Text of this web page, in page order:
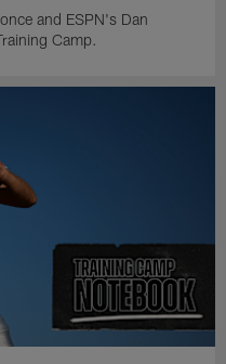
and ESPN's Dan
Camp.